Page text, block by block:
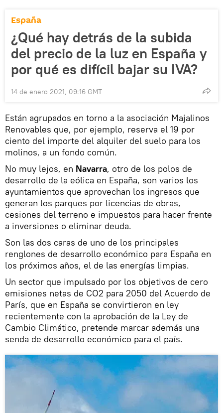
España
¿Qué hay detrás de la subida
del precio de la luz en España y
por qué es difícil bajar su IVA?
14 de enero 2021, 09:16 GMT
Están agrupados en torno a la asociación Majalinos
Renovables que, por ejemplo, reserva el 19 por
ciento del importe del alquiler del suelo para los
molinos, a un fondo común.
No muy lejos, en Navarra, otro de los polos de
desarrollo de la eólica en España, son varios los
ayuntamientos que aprovechan los ingresos que
generan los parques por licencias de obras,
cesiones del terreno e impuestos para hacer frente
a inversiones o eliminar deuda.
Son las dos caras de uno de los principales
renglones de desarrollo económico para España en
los próximos años, el de las energías limpias.
Un sector que impulsado por los objetivos de cero
emisiones netas de CO2 para 2050 del Acuerdo de
París, que en España se convirtieron en ley
recientemente con la aprobación de la Ley de
Cambio Climático, pretende marcar además una
senda de desarrollo económico para el país.